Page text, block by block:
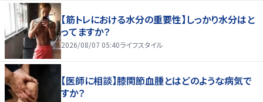
【筋トレにおける水分の重要性】しっかり水分はと
ってますか？
2026/08/07 05:40ライフスタイル
【医師に相談】膝関節血腫とはどのような病気で
すか？